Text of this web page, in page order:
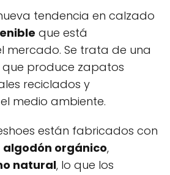
tendencia en calzado
que está
mercado. Se trata de una
produce zapatos
reciclados y
medio ambiente.
están fabricados con
algodón orgánico,
natural, lo que los